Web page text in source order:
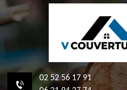
02 52 56 17 91